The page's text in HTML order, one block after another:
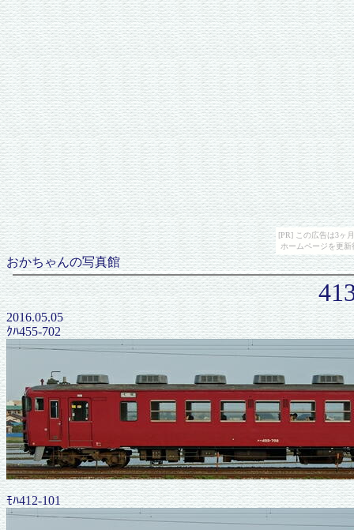
[PR] この広告は3ヶ
ホームページを更
おかちゃんの写真館
2016.05.05
ｸﾊ455-702
ﾓﾊ412-101